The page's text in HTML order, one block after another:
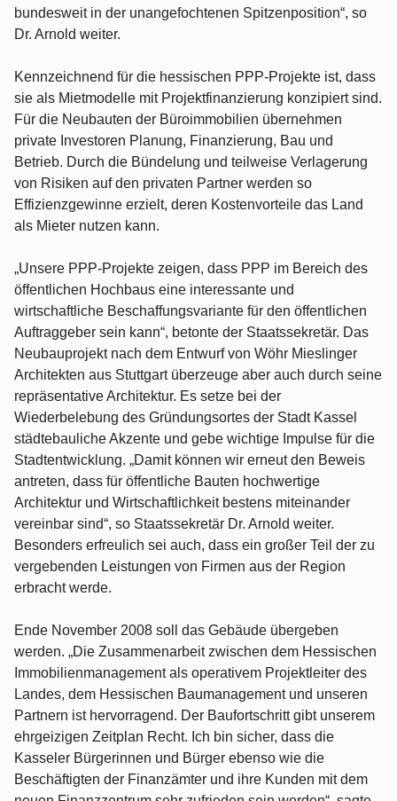
bundesweit in der unangefochtenen Spitzenposition“, so
Dr. Arnold weiter.
Kennzeichnend für die hessischen PPP-Projekte ist, dass
sie als Mietmodelle mit Projektfinanzierung konzipiert sind.
Für die Neubauten der Büroimmobilien übernehmen
private Investoren Planung, Finanzierung, Bau und
Betrieb. Durch die Bündelung und teilweise Verlagerung
von Risiken auf den privaten Partner werden so
Effizienzgewinne erzielt, deren Kostenvorteile das Land
als Mieter nutzen kann.
„Unsere PPP-Projekte zeigen, dass PPP im Bereich des
öffentlichen Hochbaus eine interessante und
wirtschaftliche Beschaffungsvariante für den öffentlichen
Auftraggeber sein kann“, betonte der Staatssekretär. Das
Neubauprojekt nach dem Entwurf von Wöhr Mieslinger
Architekten aus Stuttgart überzeuge aber auch durch seine
repräsentative Architektur. Es setze bei der
Wiederbelebung des Gründungsortes der Stadt Kassel
städtebauliche Akzente und gebe wichtige Impulse für die
Stadtentwicklung. „Damit können wir erneut den Beweis
antreten, dass für öffentliche Bauten hochwertige
Architektur und Wirtschaftlichkeit bestens miteinander
vereinbar sind“, so Staatssekretär Dr. Arnold weiter.
Besonders erfreulich sei auch, dass ein großer Teil der zu
vergebenden Leistungen von Firmen aus der Region
erbracht werde.
Ende November 2008 soll das Gebäude übergeben
werden. „Die Zusammenarbeit zwischen dem Hessischen
Immobilienmanagement als operativem Projektleiter des
Landes, dem Hessischen Baumanagement und unseren
Partnern ist hervorragend. Der Baufortschritt gibt unserem
ehrgeizigen Zeitplan Recht. Ich bin sicher, dass die
Kasseler Bürgerinnen und Bürger ebenso wie die
Beschäftigten der Finanzämter und ihre Kunden mit dem